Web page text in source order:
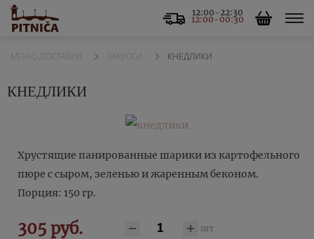
12:00-22:30
12:00-00:30
МЕНЮ ДОСТАВКИ ЗАКУСКИ КНЕДЛИКИ
КНЕДЛИКИ
Хрустящие панированные шарики из картофельного
пюре с сыром, зеленью и жаренным беконом.
Порция: 150 гр.
305 руб. шт